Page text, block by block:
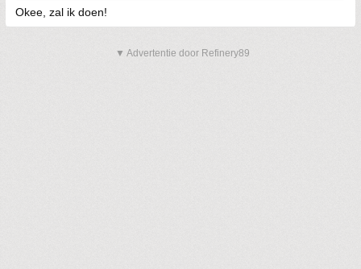
Okee, zal ik doen!
▼ Advertentie door Refinery89